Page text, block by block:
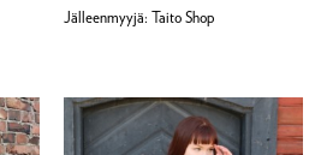
Jälleenmyyjä: Taito Shop